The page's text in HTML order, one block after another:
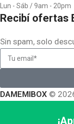
Lun - Sáb / 9am - 20pm
Recibí ofertas
Sin spam, solo
DAMEMIBOX ©